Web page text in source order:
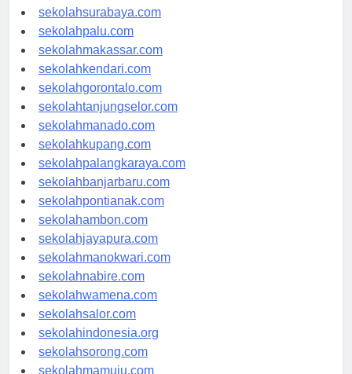
sekolahmataram.com
sekolahsurabaya.com
sekolahpalu.com
sekolahmakassar.com
sekolahkendari.com
sekolahgorontalo.com
sekolahtanjungselor.com
sekolahmanado.com
sekolahkupang.com
sekolahpalangkaraya.com
sekolahbanjarbaru.com
sekolahpontianak.com
sekolahambon.com
sekolahjayapura.com
sekolahmanokwari.com
sekolahnabire.com
sekolahwamena.com
sekolahsalor.com
sekolahindonesia.org
sekolahsorong.com